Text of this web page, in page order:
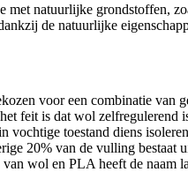
met natuurlijke
de natuurlijke
voor een combinatie
feit is dat wol
toestand diens
20% van de vulling
wol en PLA heeft de